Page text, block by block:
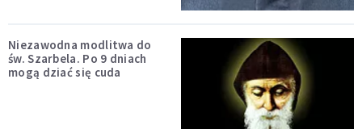
Niezawodna modlitwa do
św. Szarbela. Po 9 dniach
mogą dziać się cuda